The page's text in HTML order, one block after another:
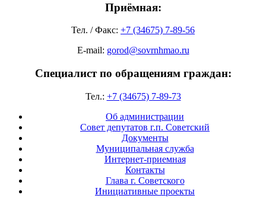
Приёмная:
Тел. / Факс: +7 (34675) 7-89-56
E-mail: gorod@sovrnhmao.ru
Специалист по обращениям граждан:
Тел.: +7 (34675) 7-89-73
Об администрации
Совет депутатов г.п. Советский
Документы
Муниципальная служба
Интернет-приемная
Контакты
Глава г. Советского
Инициативные проекты